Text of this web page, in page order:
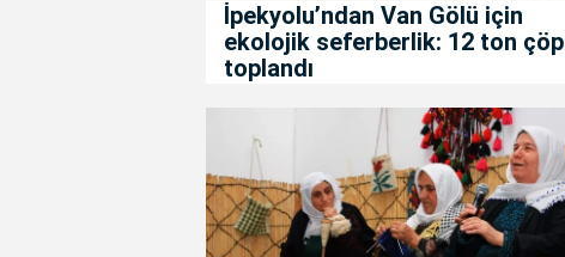
İpekyolu’ndan Van Gölü için
ekolojik seferberlik: 12 ton çöp
toplandı